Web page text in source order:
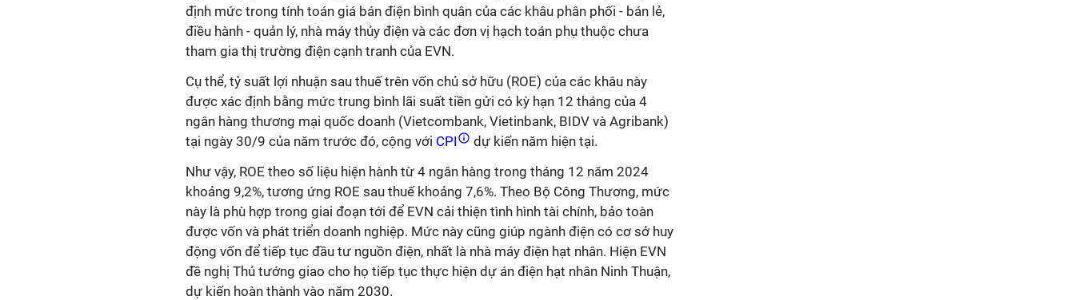
định mức trong tính toán giá bán điện bình quân của các khâu phân phối - bán lẻ,
điều hành - quản lý, nhà máy thủy điện và các đơn vị hạch toán phụ thuộc chưa
tham gia thị trường điện cạnh tranh của EVN.
Cụ thể, tỷ suất lợi nhuận sau thuế trên vốn chủ sở hữu (ROE) của các khâu này
được xác định bằng mức trung bình lãi suất tiền gửi có kỳ hạn 12 tháng của 4
ngân hàng thương mại quốc doanh (Vietcombank, Vietinbank, BIDV và Agribank)
tại ngày 30/9 của năm trước đó, cộng với CPI
dự kiến năm hiện tại.
Như vậy, ROE theo số liệu hiện hành từ 4 ngân hàng trong tháng 12 năm 2024
khoảng 9,2%, tương ứng ROE sau thuế khoảng 7,6%. Theo Bộ Công Thương, mức
này là phù hợp trong giai đoạn tới để EVN cải thiện tình hình tài chính, bảo toàn
được vốn và phát triển doanh nghiệp. Mức này cũng giúp ngành điện có cơ sở huy
động vốn để tiếp tục đầu tư nguồn điện, nhất là nhà máy điện hạt nhân. Hiện EVN
đề nghị Thủ tướng giao cho họ tiếp tục thực hiện dự án điện hạt nhân Ninh Thuận,
dự kiến hoàn thành vào năm 2030.